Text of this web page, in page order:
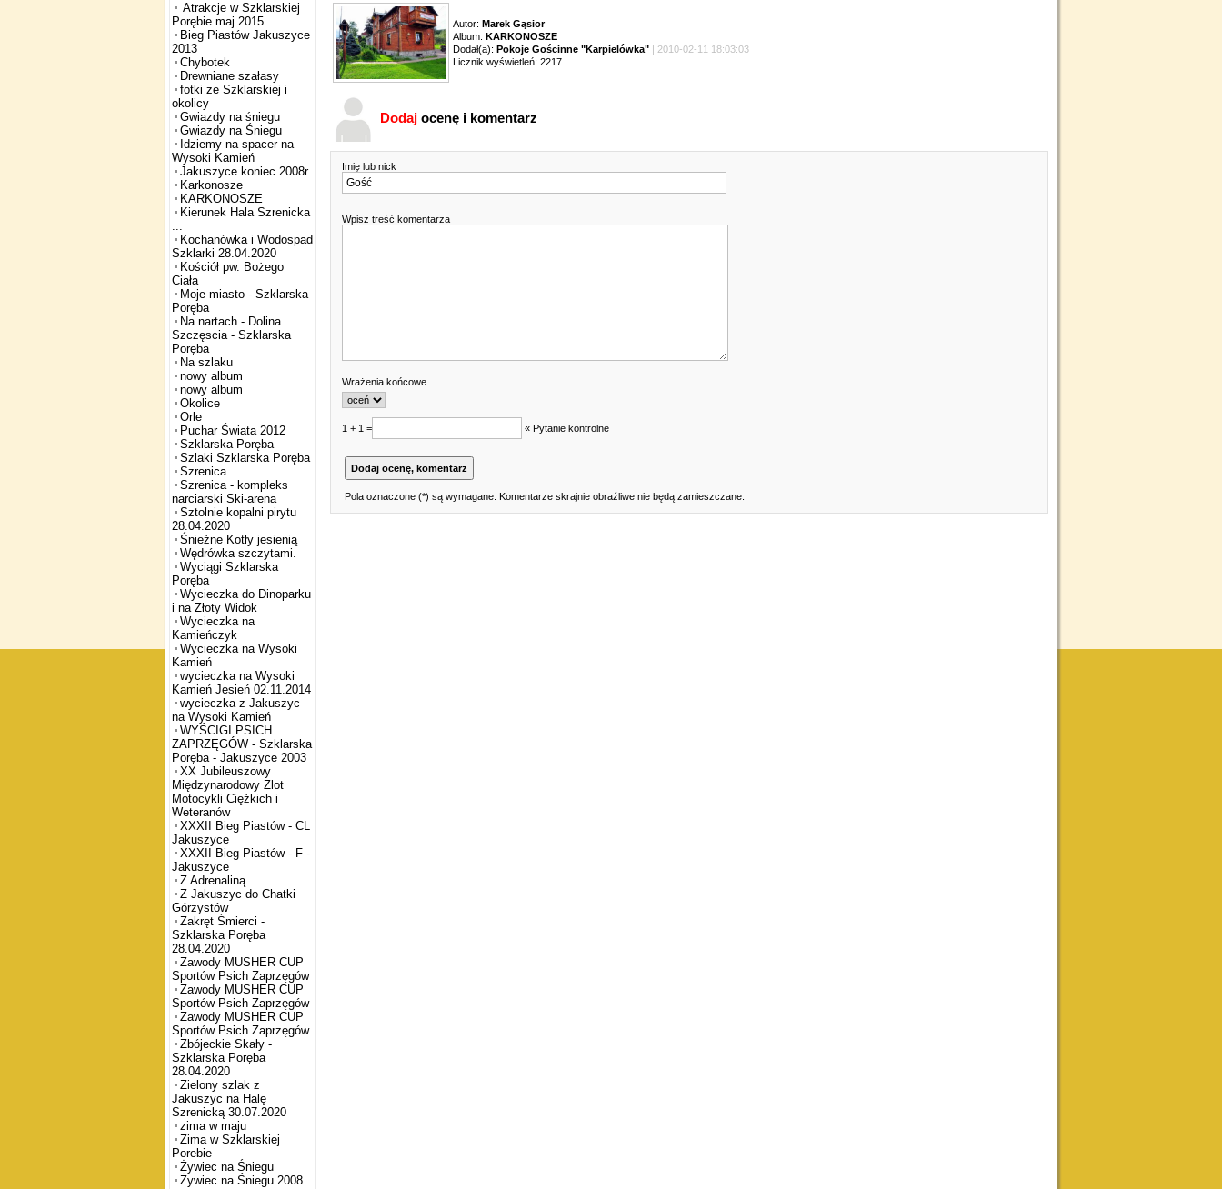
Atrakcje w Szklarskiej
Porębie maj 2015
Bieg Piastów Jakuszyce
2013
Chybotek
Drewniane szałasy
fotki ze Szklarskiej i
okolicy
Gwiazdy na śniegu
Gwiazdy na Śniegu
Idziemy na spacer na
Wysoki Kamień
Jakuszyce koniec 2008r
Karkonosze
KARKONOSZE
Kierunek Hala Szrenicka
...
Kochanówka i Wodospad
Szklarki 28.04.2020
Kościół pw. Bożego
Ciała
Moje miasto - Szklarska
Poręba
Na nartach - Dolina
Szczęscia - Szklarska
Poręba
Na szlaku
nowy album
nowy album
Okolice
Orle
Puchar Świata 2012
Szklarska Poręba
Szlaki Szklarska Poręba
Szrenica
Szrenica - kompleks
narciarski Ski-arena
Sztolnie kopalni pirytu
28.04.2020
Śnieżne Kotły jesienią
Wędrówka szczytami.
Wyciągi Szklarska
Poręba
Wycieczka do Dinoparku
i na Złoty Widok
Wycieczka na
Kamieńczyk
Wycieczka na Wysoki
Kamień
wycieczka na Wysoki
Kamień Jesień 02.11.2014
wycieczka z Jakuszyc
na Wysoki Kamień
WYŚCIGI PSICH
ZAPRZĘGÓW - Szklarska
Poręba - Jakuszyce 2003
XX Jubileuszowy
Międzynarodowy Zlot
Motocykli Ciężkich i
Weteranów
XXXII Bieg Piastów - CL
Jakuszyce
XXXII Bieg Piastów - F -
Jakuszyce
Z Adrenaliną
Z Jakuszyc do Chatki
Górzystów
Zakręt Śmierci -
Szklarska Poręba
28.04.2020
Zawody MUSHER CUP
Sportów Psich Zaprzęgów
Zawody MUSHER CUP
Sportów Psich Zaprzęgów
Zawody MUSHER CUP
Sportów Psich Zaprzęgów
Zbójeckie Skały -
Szklarska Poręba
28.04.2020
Zielony szlak z
Jakuszyc na Halę
Szrenicką 30.07.2020
zima w maju
Zima w Szklarskiej
Porebie
Żywiec na Śniegu
Żywiec na Śniegu 2008
Autor: Marek Gąsior
Album: KARKONOSZE
Dodał(a): Pokoje Gościnne "Karpielówka" | 2010-02-11 18:03:03
Licznik wyświetleń: 2217
Dodaj ocenę i komentarz
Imię lub nick
Wpisz treść komentarza
Wrażenia końcowe
1 + 1 = « Pytanie kontrolne
Pola oznaczone (*) są wymagane. Komentarze skrajnie obraźliwe nie będą zamieszczane.